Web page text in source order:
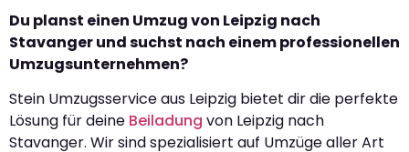
Du planst einen Umzug von Leipzig nach
Stavanger und suchst nach einem professionellen
Umzugsunternehmen?
Stein Umzugsservice aus Leipzig bietet dir die perfekte
Lösung für deine Beiladung von Leipzig nach
Stavanger. Wir sind spezialisiert auf Umzüge aller Art